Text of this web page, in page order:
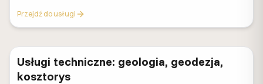
Przejdź do usługi
Usługi techniczne: geologia, geodezja,
kosztorys